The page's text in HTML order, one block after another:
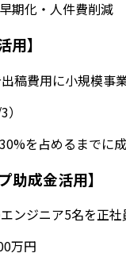
期化・人件費削減
】
稿費用に小規模事
を占めるまでに
助成金活用】
ンジニア5名を正
万円